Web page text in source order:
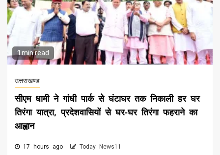
1 min read
उत्तराखण्ड
सीएम धामी ने गांधी पार्क से घंटाघर तक निकाली हर घर
तिरंगा यात्रा, प्रदेशवासियों से घर-घर तिरंगा फहराने का
आह्वान
17 hours ago Today News11